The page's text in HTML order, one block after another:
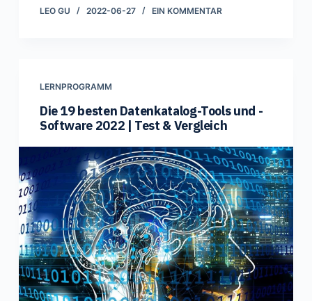
LEO GU 2022-06-27 EIN KOMMENTAR
LERNPROGRAMM
Die 19 besten Datenkatalog-Tools und -
Software 2022 | Test & Vergleich